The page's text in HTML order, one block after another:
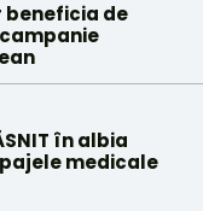
beneficia de
în albia
medicale